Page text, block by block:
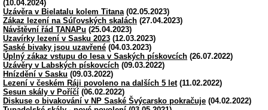
(10.04.2024)
Uzávěra v Bielatalu kolem Titana (02.05.2023)
Zákaz lezení na Súľovských skalách (27.04.2023)
Návštěvní řád TANAPu (25.04.2023)
Uzavírky lezení v Sasku 2023 (12.03.2023)
Saské bivaky jsou uzavřené (04.03.2023)
Úplný zákaz vstupu do lesa v Saských pískovcích (26.07.2022)
Uzávěry v Labských pískovcích (09.03.2022)
Hnízdění v Sasku (09.03.2022)
Lezení v českém Ráji povoleno na dalších 5 let(11.02.2022)
Sesun skály v Poříčí (06.02.2022)
Diskuse o bivakování v NP Saské Švýcarsko pokračuje (04.02.2022)